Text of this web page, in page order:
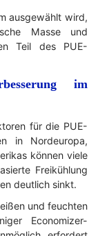
ausgewählt wird,
Masse und
Teil des PUE-
im
für die PUE-
in Nordeuropa,
können viele
Freikühlung
deutlich sinkt.
und feuchten
Economizer-